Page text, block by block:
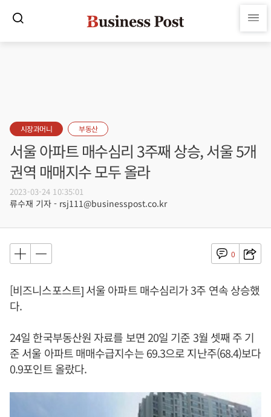
시장과머니 부동산
서울 아파트 매수심리 3주째 상승, 서울 5개
권역 매매지수 모두 올라
2023-03-24 10:35:01
류수재 기자 - rsj111@businesspost.co.kr
0
[비즈니스포스트] 서울 아파트 매수심리가 3주 연속 상승했
다.
24일 한국부동산원 자료를 보면 20일 기준 3월 셋째 주 기
준 서울 아파트 매매수급지수는 69.3으로 지난주(68.4)보다
0.9포인트 올랐다.